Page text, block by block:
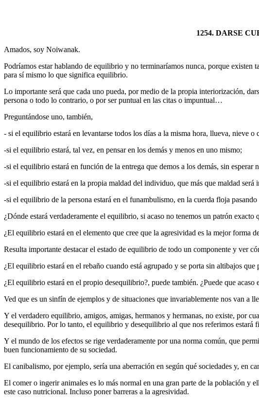
1254. DARSE
Amados, soy Noiwanak.
Podríamos estar hablando de equilibrio y no terminaríamos nunca, porque existen
para sí mismo lo que significa equilibrio.
Lo importante será que cada uno pueda, por medio de la propia interiorización,
persona o todo lo contrario, o por ser puntual en las citas o impuntual…
Preguntándose uno, también,
- si el equilibrio estará en levantarse todos los días a la misma hora, llueva, nieve o
-si el equilibrio estará, tal vez, en pensar en los demás y menos en uno mismo;
-si el equilibrio estará en función de la entrega que demos a los demás, sin esperar
-si el equilibrio estará en la propia maldad del individuo, que más que maldad
-si el equilibrio de la persona estará en el funambulismo, en la cuerda floja
¿Dónde estará verdaderamente el equilibrio, si acaso no tenemos un patrón
¿El equilibrio estará en el elemento que cree que la agresividad es la mejor forma
Resulta importante destacar el estado de equilibrio de todo un componente y ver
¿El equilibrio estará en el rebaño cuando está agrupado y se porta sin altibajos
¿El equilibrio estará en el propio desequilibrio?, puede también. ¿Puede que
Ved que es un sinfín de ejemplos y de situaciones que invariablemente nos van a
Y el verdadero equilibrio, amigos, amigas, hermanos y hermanas, no existe, por
desequilibrio. Por lo tanto, el equilibrio y desequilibrio al que nos referimos estará
Y el mundo de los efectos se rige verdaderamente por una norma común, que
buen funcionamiento de su sociedad.
El canibalismo, por ejemplo, sería una aberración en según qué sociedades y, en
El comer o ingerir animales es lo más normal en una gran parte de la población y
este caso nutricional. Incluso poner barreras a la agresividad.